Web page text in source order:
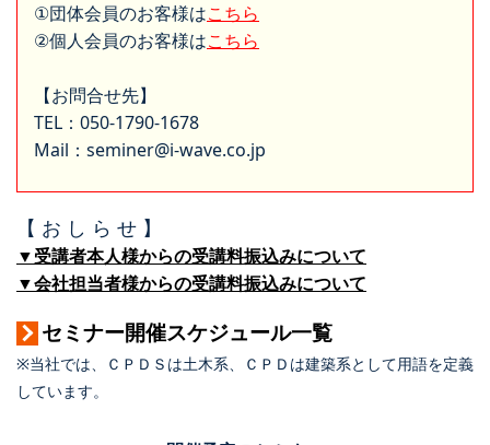
①団体会員のお客様はこちら
②個人会員のお客様はこちら
【お問合せ先】
TEL：050-1790-1678
Mail：seminer@i-wave.co.jp
【 お し ら せ 】
▼受講者本人様からの受講料振込みについて
▼会社担当者様からの受講料振込みについて
セミナー開催スケジュール一覧
※当社では、ＣＰＤＳは土木系、ＣＰＤは建築系として用語を定義
しています。